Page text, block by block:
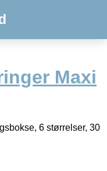
Maxi
6 størrelser, 30